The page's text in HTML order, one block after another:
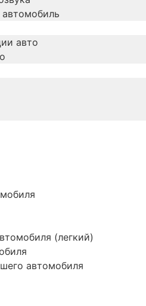
авто
(легкий)
автомобиля